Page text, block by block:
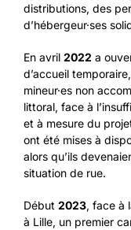
distributions, des
d’hébergeur·ses
En avril 2022 a
d’accueil
mineur·es non
littoral, face à
et à mesure du
ont été mises à
alors qu’ils
situation de rue.
Début 2023, face à
à Lille, un premier